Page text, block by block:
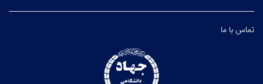
تماس با ما